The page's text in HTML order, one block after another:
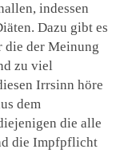
indessen
Dazu gibt es
die der Meinung
zu viel
Irrsinn höre
dem
die alle
die Impfpflicht